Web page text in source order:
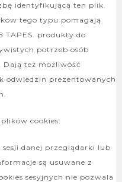
identyfikującą ten plik.
tego typu pomagają
TAPES. produkty do
potrzeb osób
też możliwość
odwiedzin prezentowanych
cookies:
sesji danej przeglądarki lub
są usuwane z
sesyjnych nie pozwala